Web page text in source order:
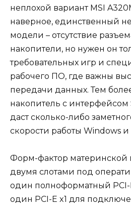
неплохой вариант MSI
наверное, единственный
модели – отсутствие
накопители, но нужен он
требовательных игр и
рабочего ПО, где важны
передачи данных. Тем
накопитель с интерфейсом
даст сколько-либо
скорости работы Windows
Форм-фактор материнской
двумя слотами под
один полноформатный PCI-
один PCI-E x1 для